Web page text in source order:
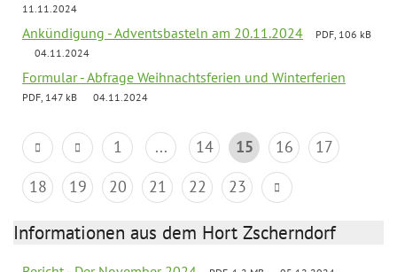
11.11.2024
Ankündigung - Adventsbasteln am 20.11.2024
PDF, 106 kB
04.11.2024
Formular - Abfrage Weihnachtsferien und Winterferien
PDF, 147 kB 04.11.2024
1 ... 14 15 16
17
18
19 20 21 22 23
Informationen aus dem Hort Zscherndorf